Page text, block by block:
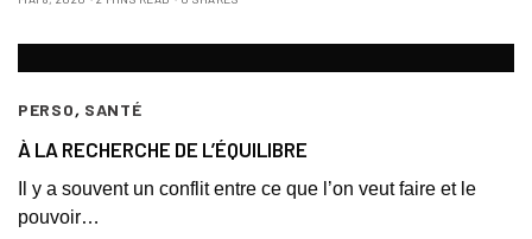
PERSO, SANTÉ
À LA RECHERCHE DE L’ÉQUILIBRE
Il y a souvent un conflit entre ce que l’on veut faire et le
pouvoir…